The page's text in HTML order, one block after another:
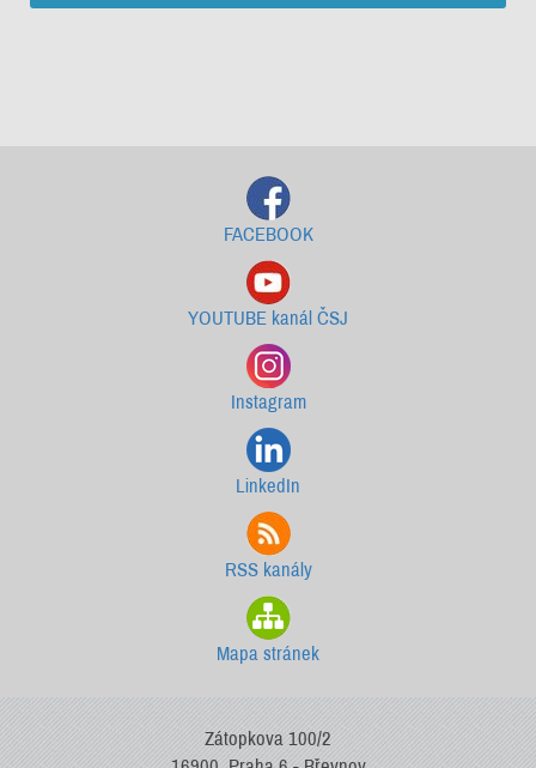
FACEBOOK
YOUTUBE kanál ČSJ
Instagram
LinkedIn
RSS kanály
Mapa stránek
Zátopkova 100/2